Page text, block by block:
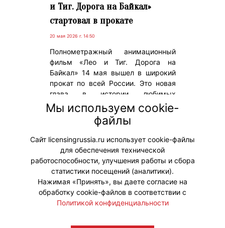
и Тиг. Дорога на Байкал»
стартовал в прокате
20 мая 2026 г. 14:50
Полнометражный анимационный
фильм «Лео и Тиг. Дорога на
Байкал» 14 мая вышел в широкий
прокат по всей России. Это новая
глава в истории любимых
персонажей, знакомых многим
зрителям с детства. В полном
метре все стало гораздо
масштабнее!
#ПродвижениеБренда #Кинопрокат
Мы используем cookie-
файлы
Сайт licensingrussia.ru использует cookie-файлы
для обеспечения технической
работоспособности, улучшения работы и сбора
статистики посещений (аналитики).
Нажимая «Принять», вы даете согласие на
обработку cookie-файлов в соответствии с
Политикой конфиденциальности